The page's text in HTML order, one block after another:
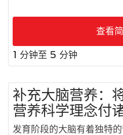
查看
1 分钟至 5 分钟
补充大脑营养：
营养科学理念付
发育阶段的大脑有着独特